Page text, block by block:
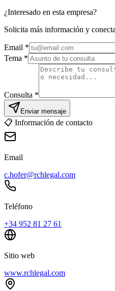
¿Interesado en esta empresa?
Solicita más información y
Email *
Tema *
Consulta *
Enviar mensaje
📋 Información de contacto
Email
c.hofer@rchlegal.com
Teléfono
+34 952 81 27 61
Sitio web
www.rchlegal.com